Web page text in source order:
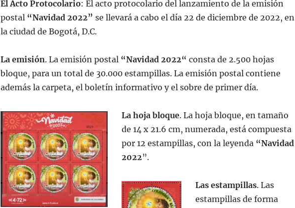
El Acto Protocolario: El acto protocolario del lanzamiento de la emisión
postal “Navidad 2022” se llevará a cabo el día 22 de diciembre de 2022, en
la ciudad de Bogotá, D.C.
La emisión. La emisión postal “Navidad 2022“ consta de 2.500 hojas
bloque, para un total de 30.000 estampillas. La emisión postal contiene
además la carpeta, el boletín informativo y el sobre de primer día.
La hoja bloque. La hoja bloque, en tamaño
de 14 x 21.6 cm, numerada, está compuesta
por 12 estampillas, con la leyenda “Navidad
2022”.
Las estampillas. Las
estampillas de forma